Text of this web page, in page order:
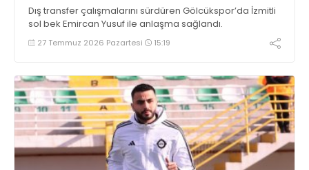
Dış transfer çalışmalarını sürdüren Gölcükspor’da İzmitli
sol bek Emircan Yusuf ile anlaşma sağlandı.
27 Temmuz 2026 Pazartesi 15:19